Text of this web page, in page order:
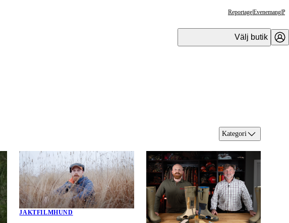
ReportageEvenemang
Välj butik
Kategori
JAKTFILMHUND